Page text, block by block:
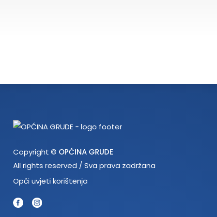
Copyright © OPĆINA GRUDE
All rights reserved / Sva prava zadržana
Opći uvjeti korištenja